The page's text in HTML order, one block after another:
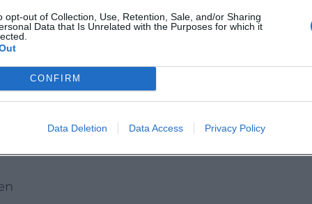
opt-out of Collection, Use, Retention, Sale, and/or Sharing
Data that Is Unrelated with the Purposes for which it
CONFIRM
Data Deletion Data Access Privacy Policy
Tickets und erleben Sie Amberg aus